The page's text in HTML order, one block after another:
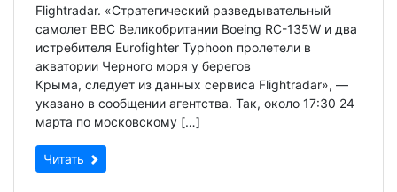
Flightradar. «Стратегический разведывательный
самолет ВВС Великобритании Boeing RC-135W и два
истребителя Eurofighter Typhoon пролетели в
акватории Черного моря у берегов
Крыма, следует из данных сервиса Flightradar», —
указано в сообщении агентства. Так, около 17:30 24
марта по московскому […]
Читать